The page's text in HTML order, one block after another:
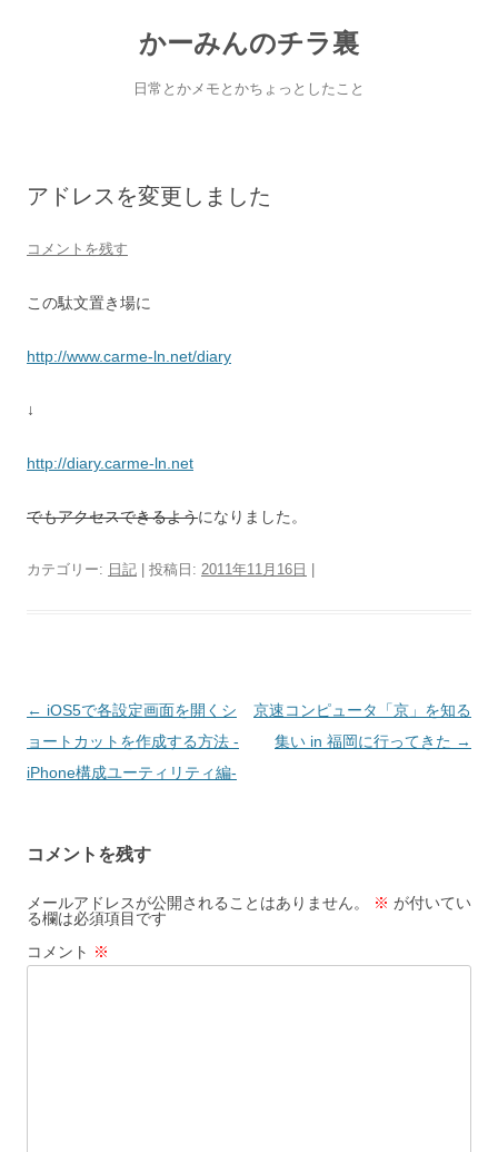
かーみんのチラ裏
日常とかメモとかちょっとしたこと
アドレスを変更しました
コメントを残す
この駄文置き場に
http://www.carme-ln.net/diary
↓
http://diary.carme-ln.net
でもアクセスできるようになりました。
カテゴリー: 日記 | 投稿日: 2011年11月16日
投
稿
ナ
ー
シ
ョ
ン
← iOS5で各設定画面を開くシ
ョートカットを作成する方法 -
iPhone構成ユーティリティ編-
京速コンピュータ「京」を知る
集い in 福岡に行ってきた →
コメントを残す
メールアドレスが公開されることはありません。 ※ が付いてい
る欄は必須項目です
コメント ※